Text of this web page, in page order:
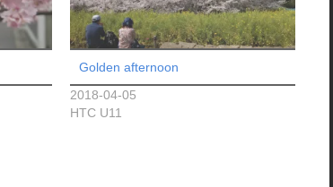
Golden afternoon
2018-04-05
HTC U11